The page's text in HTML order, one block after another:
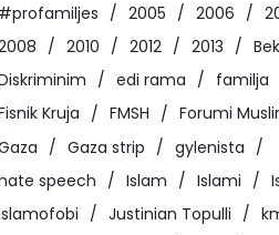
#profamiljes 2005 2006
2010 2012 2013
edi rama
familja
Kruja
FMSH
Forumi
Gaza strip
gylenista
speech
Islam Islami
Justinian Topulli